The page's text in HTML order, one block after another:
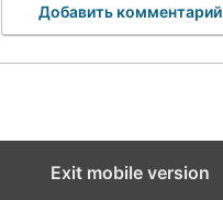
Добавить комментарий
Exit mobile version